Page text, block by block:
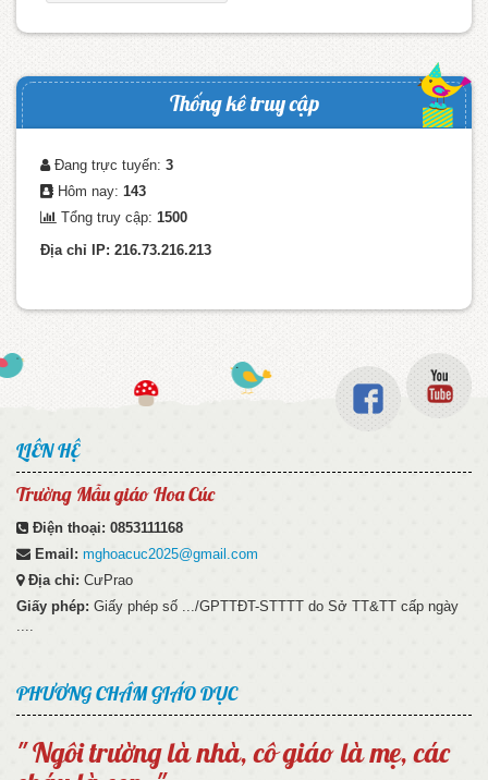
Thống kê truy cập
Đang trực tuyến: 3
Hôm nay: 143
Tổng truy cập: 1500
Địa chỉ IP: 216.73.216.213
LIÊN HỆ
Trường Mẫu giáo Hoa Cúc
Điện thoại: 0853111168
Email: mghoacuc2025@gmail.com
Địa chỉ: CưPrao
Giấy phép: Giấy phép số .../GPTTĐT-STTTT do Sở TT&TT cấp ngày
....
PHƯƠNG CHÂM GIÁO DỤC
" Ngôi trường là nhà, cô giáo là mẹ, các